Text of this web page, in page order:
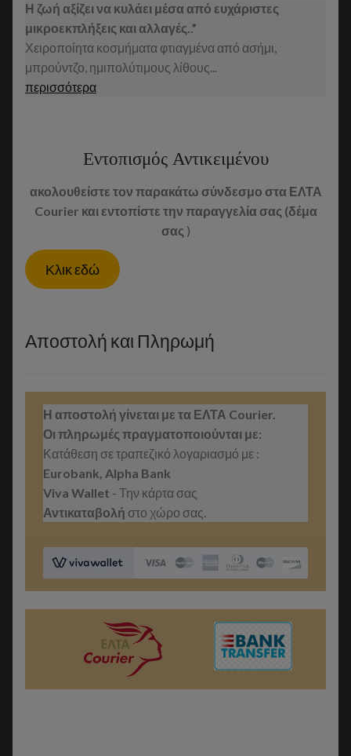
Η ζωή αξίζει να κυλάει μέσα από ευχάριστες
μικροεκπλήξεις και αλλαγές..”
Χειροποίητα κοσμήματα φτιαγμένα από ασήμι,
μπρούντζο, ημιπολύτιμους λίθους...
περισσότερα
Εντοπισμός Αντικειμένου
ακολουθείστε τον παρακάτω σύνδεσμο στα ΕΛΤΑ
Courier και εντοπίστε την παραγγελία σας (δέμα
σας )
Κλικ εδώ
Αποστολή και Πληρωμή
Η αποστολή γίνεται με τα ΕΛΤΑ Courier.
Οι πληρωμές πραγματοποιούνται με:
Κατάθεση σε τραπεζικό λογαριασμό με :
Eurobank, Alpha Bank
Viva Wallet - Την κάρτα σας
Αντικαταβολή στο χώρο σας.